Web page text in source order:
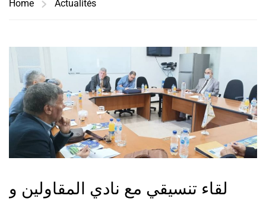
Home Actualités
لقاء تنسيقي مع نادي المقاولين و